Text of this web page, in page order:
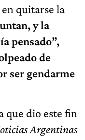
quitarse la
y la
pensado”,
de
ser gendarme
que dio este fin
Argentinas